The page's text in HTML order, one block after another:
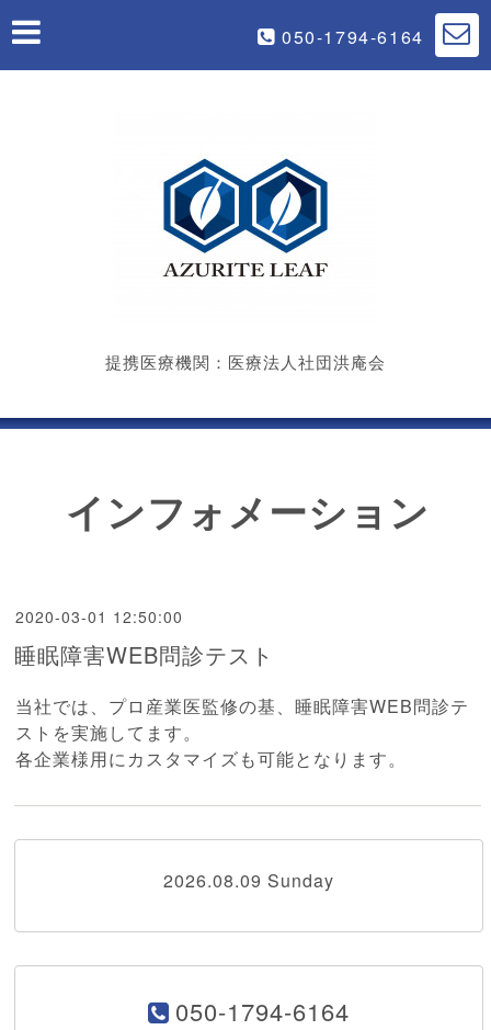
050-1794-6164
提携医療機関：医療法人社団洪庵会
インフォメーション
2020-03-01 12:50:00
睡眠障害WEB問診テスト
当社では、プロ産業医監修の基、睡眠障害WEB問診テ
ストを実施してます。
各企業様用にカスタマイズも可能となります。
2026.08.09 Sunday
050-1794-6164